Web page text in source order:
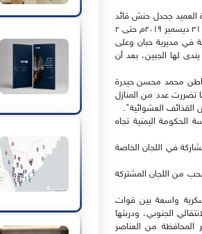
العميد جحدل حنش قائد
اللواء 21 ومشاركة العميد عبد ربه لعكب قائد القوات الخاصة، وعلى مدى ثلاثة أيام متتالية ابتداء من ٣١ ديسمبر ٢٠١٩م حتى ٢
في مديرية حبان وعلى
لها الجبين، بعد أن
محمد محسن حيدرة
عدد من المنازل
العشوائية".
الحكومة اليمنية تجاه
في اللجان الخاصة
من اللجان المشتركة
واسعة بين قوات
الجنوبي، ودربتها
المحافظة من العناصر